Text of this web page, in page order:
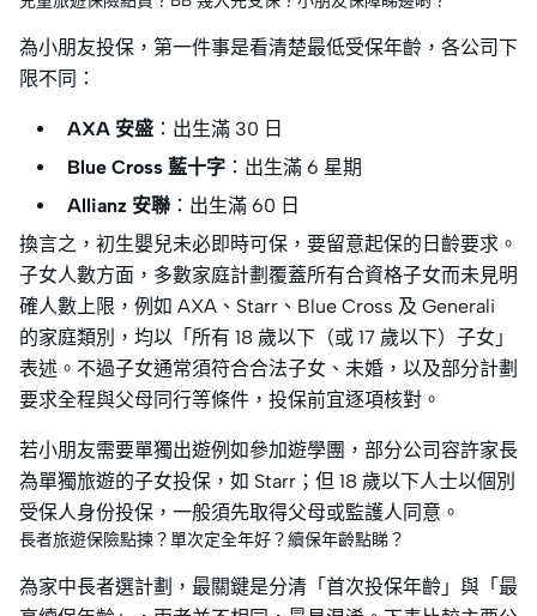
為小朋友投保，第一件事是看清楚最低受保年齡，各公司下
限不同：
AXA 安盛 ：出生滿 30 日
Blue Cross 藍十字 ：出生滿 6 星期
Allianz 安聯 ：出生滿 60 日
換言之，初生嬰兒未必即時可保，要留意起保的日齡要求。
子女人數方面，多數家庭計劃覆蓋所有合資格子女而未見明
確人數上限，例如 AXA、Starr、Blue Cross 及 Generali
的家庭類別，均以「所有 18 歲以下（或 17 歲以下）子女」
表述。不過子女通常須符合合法子女、未婚，以及部分計劃
要求全程與父母同行等條件，投保前宜逐項核對。
若小朋友需要單獨出遊例如參加遊學團，部分公司容許家長
為單獨旅遊的子女投保，如 Starr；但 18 歲以下人士以個別
受保人身份投保，一般須先取得父母或監護人同意。
長者旅遊保險點揀？單次定全年好？續保年齡點睇？
為家中長者選計劃，最關鍵是分清「首次投保年齡」與「最